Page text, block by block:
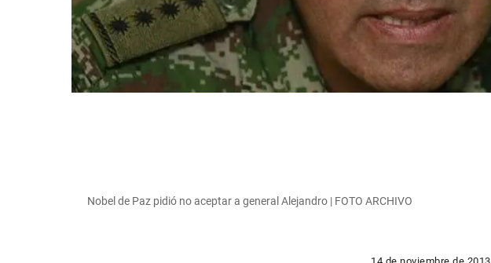
Nobel de Paz pidió no aceptar a general Alejandro | FOTO ARCHIVO